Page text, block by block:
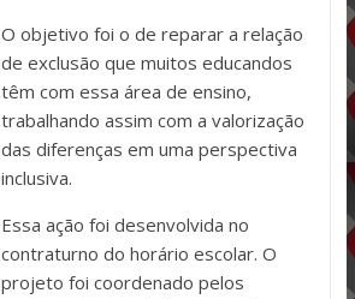
O objetivo foi o de reparar a relação
de exclusão que muitos educandos
têm com essa área de ensino,
trabalhando assim com a valorização
das diferenças em uma perspectiva
inclusiva.
Essa ação foi desenvolvida no
contraturno do horário escolar. O
projeto foi coordenado pelos